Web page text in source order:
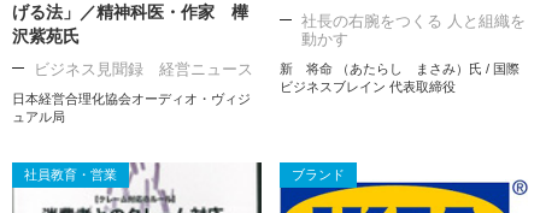
げる法」／精神科医・作家 樺
沢紫苑氏
ビジネス見聞録 経営ニュース
日本経営合理化協会オーディオ・ヴィジ
ュアル局
社長の右腕をつくる 人と組織を
動かす
新 将命 （あたらし まさみ）氏 / 国際
ビジネスブレイン 代表取締役
社員教育・営業 ブランド